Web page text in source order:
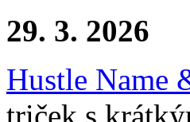
29. 3. 2026
Hustle Name
triček s